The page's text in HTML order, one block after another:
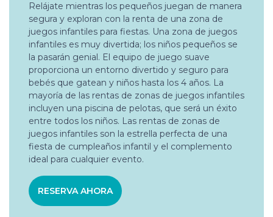
Relájate mientras los pequeños juegan de manera
segura y exploran con la renta de una zona de
juegos infantiles para fiestas. Una zona de juegos
infantiles es muy divertida; los niños pequeños se
la pasarán genial. El equipo de juego suave
proporciona un entorno divertido y seguro para
bebés que gatean y niños hasta los 4 años. La
mayoría de las rentas de zonas de juegos infantiles
incluyen una piscina de pelotas, que será un éxito
entre todos los niños. Las rentas de zonas de
juegos infantiles son la estrella perfecta de una
fiesta de cumpleaños infantil y el complemento
ideal para cualquier evento.
RESERVA AHORA